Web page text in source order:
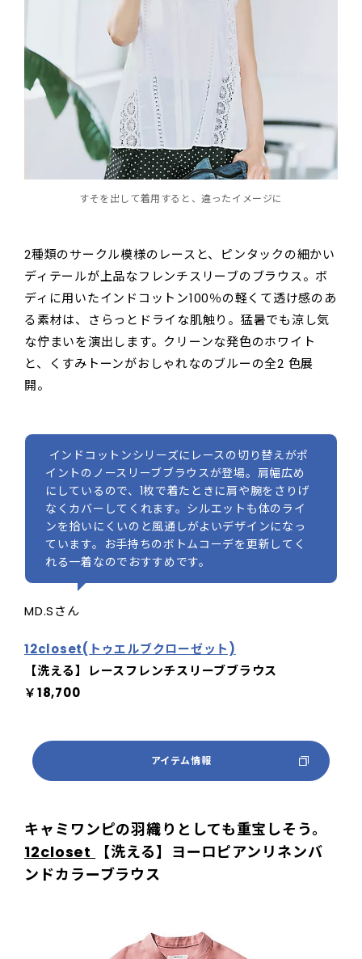
すそを出して着用すると、違ったイメージに
2種類のサークル模様のレースと、ピンタックの細かい
ディテールが上品なフレンチスリーブのブラウス。ボ
ディに用いたインドコットン100％の軽くて透け感のあ
る素材は、さらっとドライな肌触り。猛暑でも涼し気
な佇まいを演出します。クリーンな発色のホワイト
と、くすみトーンがおしゃれなのブルーの全2 色展
開。
インドコットンシリーズにレースの切り替えがポ
イントのノースリーブブラウスが登場。肩幅広め
にしているので、1枚で着たときに肩や腕をさりげ
なくカバーしてくれます。シルエットも体のライ
ンを拾いにくいのと風通しがよいデザインになっ
ています。お手持ちのボトムコーデを更新してく
れる一着なのでおすすめです。
MD.Sさん
12closet(トゥエルブクローゼット)
【洗える】レースフレンチスリーブブラウス
￥18,700
アイテム情報
キャミワンピの羽織りとしても重宝しそう。
12closet
【洗える】ヨーロピアンリネンバ
ンドカラーブラウス